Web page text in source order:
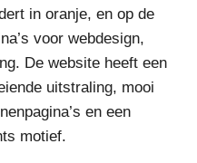
in oranje, en op de
voor webdesign,
De website heeft een
uitstraling, mooi
en een
motief.